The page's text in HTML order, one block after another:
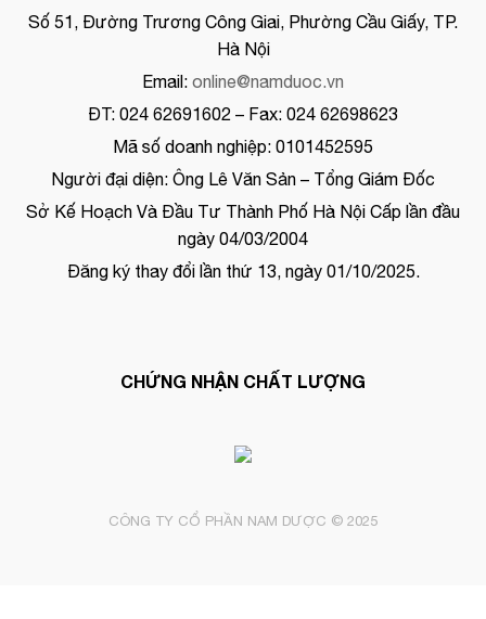
Số 51, Đường Trương Công Giai, Phường Cầu Giấy, TP.
Hà Nội
Email: online@namduoc.vn
ĐT: 024 62691602 – Fax: 024 62698623
Mã số doanh nghiệp: 0101452595
Người đại diện: Ông Lê Văn Sản – Tổng Giám Đốc
Sở Kế Hoạch Và Đầu Tư Thành Phố Hà Nội Cấp lần đầu
ngày 04/03/2004
Đăng ký thay đổi lần thứ 13, ngày 01/10/2025.
CHỨNG NHẬN CHẤT LƯỢNG
CÔNG TY CỔ PHẦN NAM DƯỢC © 2025